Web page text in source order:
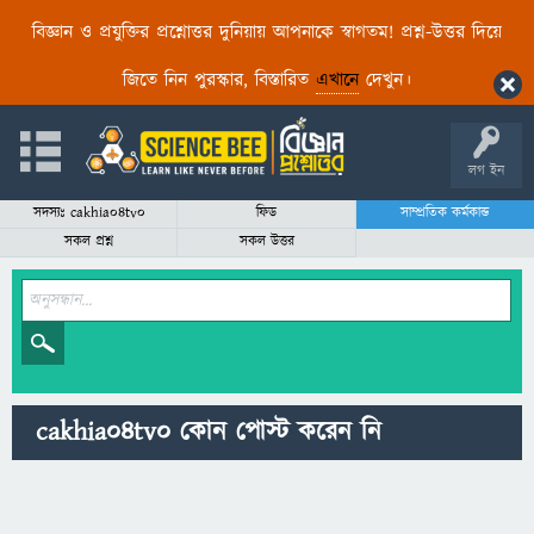
বিজ্ঞান ও প্রযুক্তির প্রশ্নোত্তর দুনিয়ায় আপনাকে স্বাগতম! প্রশ্ন-উত্তর দিয়ে
জিতে নিন পুরস্কার, বিস্তারিত এখানেদেখুন।
লগ ইন
সদস্যঃ cakhia04tv0 ফিড
সাম্প্রতিক কর্মকান্ড
সকল প্রশ্ন
সকল উত্তর
cakhia04tv0 কোন পোস্ট করেন নি